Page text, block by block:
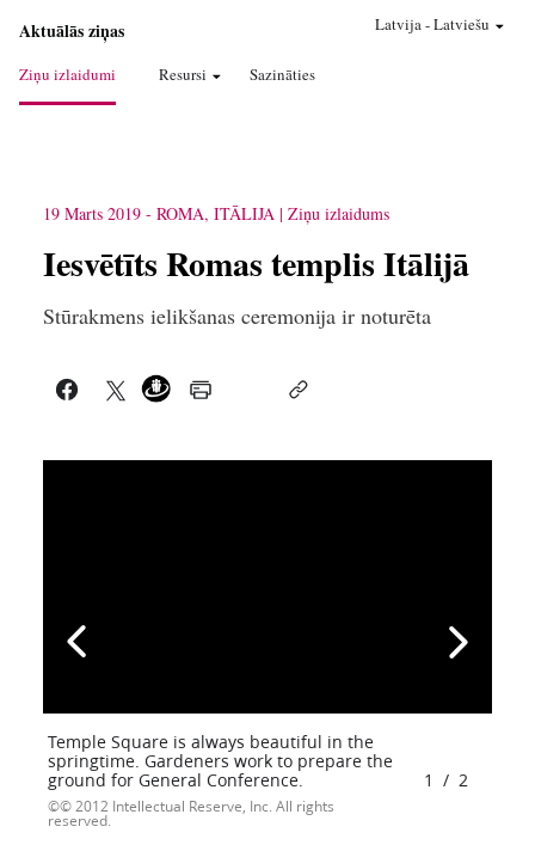
Aktuālās ziņas
Ziņu izlaidumi Resursi Sazināties
Latvija-Latviešu
19 Marts 2019 - ROMA, ITĀLIJA Ziņu izlaidums
Iesvētīts Romas templis Itālijā
Stūrakmens ielikšanas ceremonija ir noturēta
Temple Square is always beautiful in the
springtime. Gardeners work to prepare the
ground for General Conference.
© 2012 Intellectual Reserve, Inc. All rights
reserved.
1 / 2